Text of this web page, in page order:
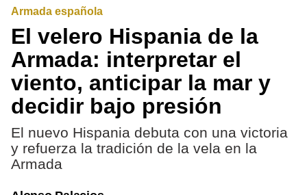
Armada española
El velero Hispania de la
Armada: interpretar el
viento, anticipar la mar y
decidir bajo presión
El nuevo Hispania debuta con una victoria
y refuerza la tradición de la vela en la
Armada